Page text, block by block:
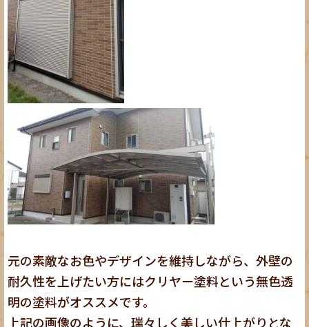
元の素敵なお色やデザインを維持しながら、外壁の
耐久性を上げたい方にはクリヤー塗料という無色透
明の塗料がオススメです。
上記の画像のように、瑞々しく美しい仕上がりとな